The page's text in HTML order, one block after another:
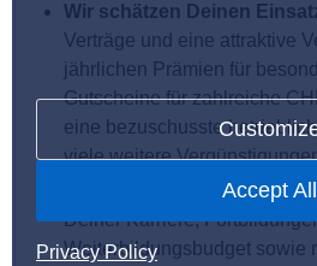
Accept All
Privacy Policy
Wir schätzen Deinen
Verträge und eine attraktive
jährlichen Prämien für
Gutscheine für zahlreiche
eine bezuschusste
viele weitere
Wir bringen Dich voran:
Deiner Karriere,
Weiterbildungsbudget sowie